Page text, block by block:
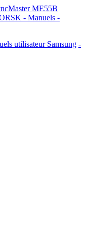
ME55B
- Manuels -
utilisateur Samsung -